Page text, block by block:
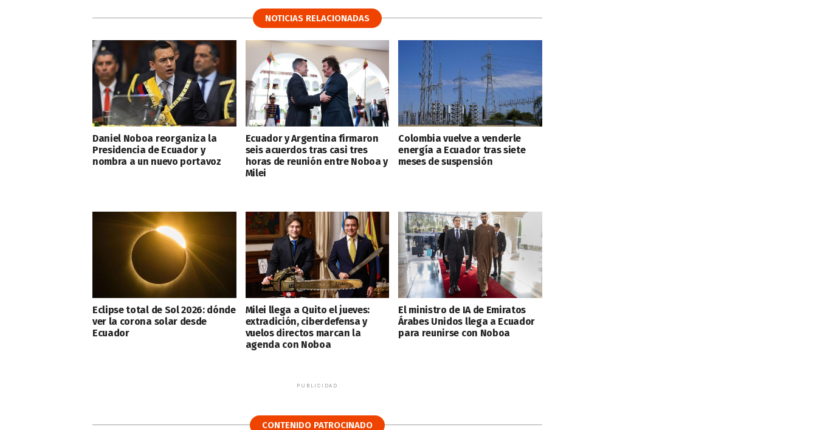
NOTICIAS RELACIONADAS
Daniel Noboa reorganiza la
Presidencia de Ecuador y
nombra a un nuevo portavoz
Ecuador y Argentina firmaron
seis acuerdos tras casi tres
horas de reunión entre Noboa y
Milei
Colombia vuelve a venderle
energía a Ecuador tras siete
meses de suspensión
Eclipse total de Sol 2026: dónde
ver la corona solar desde
Ecuador
Milei llega a Quito el jueves:
extradición, ciberdefensa y
vuelos directos marcan la
agenda con Noboa
El ministro de IA de Emiratos
Árabes Unidos llega a Ecuador
para reunirse con Noboa
PUBLICIDAD
CONTENIDO PATROCINADO